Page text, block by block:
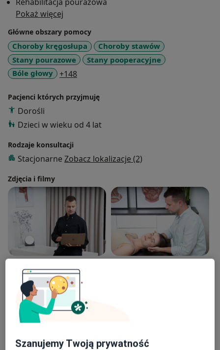
Rehabilitacja pourazowa
Pokaż więcej
Główne obszary pomocy
Choroby kręgosłupa
Choroby stawów
Stany pourazowe
Stany pooperacyjne
Bóle głowy
+148a11y_sr_more_diseases
Pacjenci których przyjmuję
Dorośli
Dzieci w wieku od 4 lat
Rodzaje konsultacji
Stacjonarne Zobacz lokalizacje (2)
Zdjęcia i filmy
Zobacz galerię (15)
Płatność online akceptowana
Oszczędź swój czas przed wizytą.
Szanujemy Twoją prywatność